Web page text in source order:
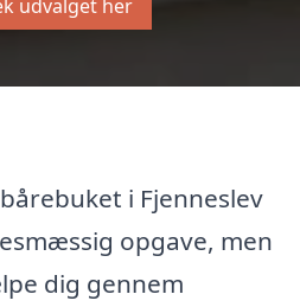
udvalget her
i Fjenneslev
opgave, men
dig gennem